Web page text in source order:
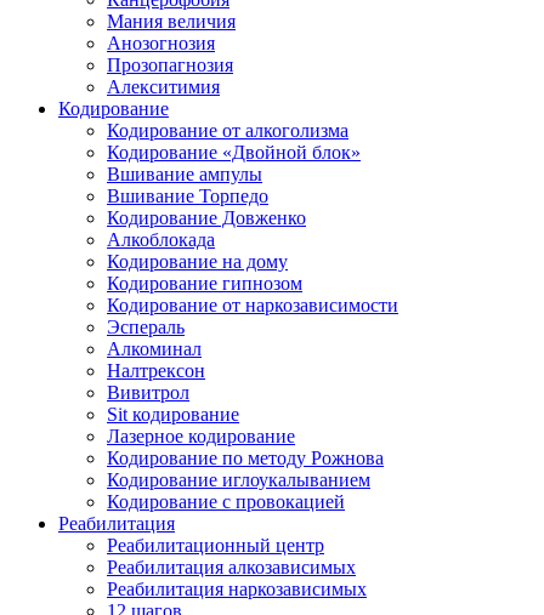
Мания величия
Анозогнозия
Прозопагнозия
Алекситимия
Кодирование
Кодирование от алкоголизма
Кодирование «Двойной блок»
Вшивание ампулы
Вшивание Торпедо
Кодирование Довженко
Алкоблокада
Кодирование на дому
Кодирование гипнозом
Кодирование от наркозависимости
Эспераль
Алкоминал
Налтрексон
Вивитрол
Sit кодирование
Лазерное кодирование
Кодирование по методу Рожнова
Кодирование иглоукалыванием
Кодирование с провокацией
Реабилитация
Реабилитационный центр
Реабилитация алкозависимых
Реабилитация наркозависимых
12 шагов